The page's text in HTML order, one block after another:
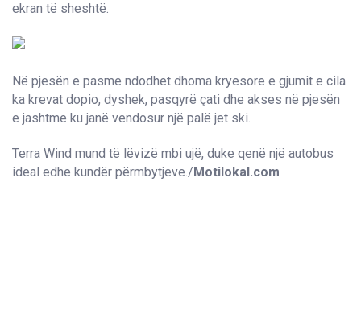
ekran të sheshtë.
Në pjesën e pasme ndodhet dhoma kryesore e gjumit e cila
ka krevat dopio, dyshek, pasqyrë çati dhe akses në pjesën
e jashtme ku janë vendosur një palë jet ski.
Terra Wind mund të lëvizë mbi ujë, duke qenë një autobus
ideal edhe kundër përmbytjeve./ Motilokal.com